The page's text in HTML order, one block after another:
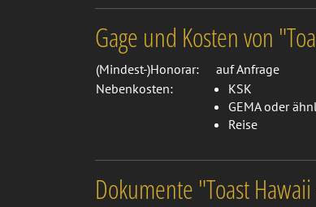
Gage und Kosten von
(Mindest-)Honorar:
auf Anfrage
Nebenkosten:
KSK
GEMA oder
Reise
Dokumente "Toast